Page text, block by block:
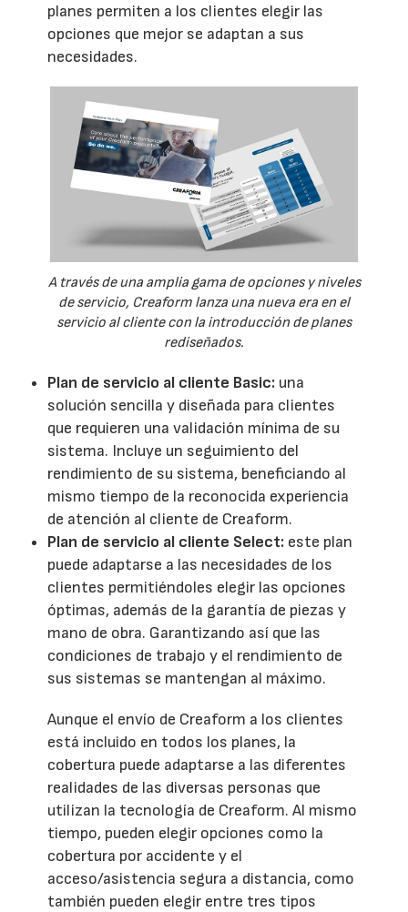
planes permiten a los clientes elegir las
opciones que mejor se adaptan a sus
necesidades.
A través de una amplia gama de opciones y niveles
de servicio, Creaform lanza una nueva era en el
servicio al cliente con la introducción de planes
rediseñados.
Plan de servicio al cliente Basic: una
solución sencilla y diseñada para clientes
que requieren una validación mínima de su
sistema. Incluye un seguimiento del
rendimiento de su sistema, beneficiando al
mismo tiempo de la reconocida experiencia
de atención al cliente de Creaform.
Plan de servicio al cliente Select: este plan
puede adaptarse a las necesidades de los
clientes permitiéndoles elegir las opciones
óptimas, además de la garantía de piezas y
mano de obra. Garantizando así que las
condiciones de trabajo y el rendimiento de
sus sistemas se mantengan al máximo.
Aunque el envío de Creaform a los clientes
está incluido en todos los planes, la
cobertura puede adaptarse a las diferentes
realidades de las diversas personas que
utilizan la tecnología de Creaform. Al mismo
tiempo, pueden elegir opciones como la
cobertura por accidente y el
acceso/asistencia segura a distancia, como
también pueden elegir entre tres tipos